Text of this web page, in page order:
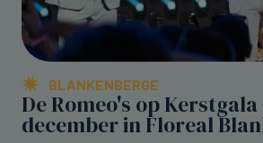
BLANKENBERGE
De Romeo's op Kerstgala
december in Floreal